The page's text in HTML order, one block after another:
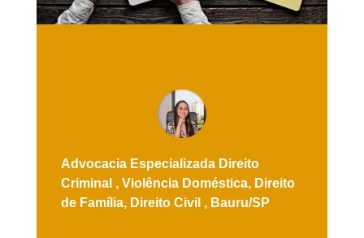
Advocacia Especializada Direito
Criminal , Violência Doméstica, Direito
de Família, Direito Civil , Bauru/SP